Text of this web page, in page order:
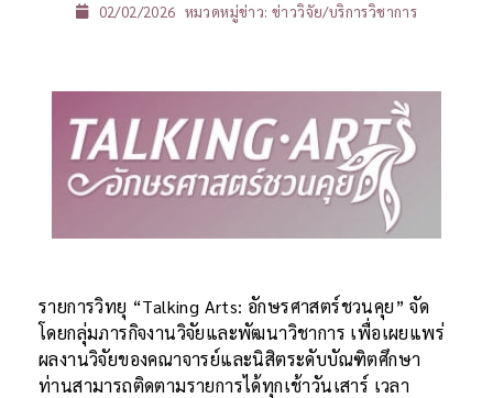
02/02/2026 หมวดหมู่ข่าว:ข่าววิจัย/บริการวิชาการ
รายการวิทยุ “Talking Arts: อักษรศาสตร์ชวนคุย” จัด
โดยกลุ่มภารกิจงานวิจัยและพัฒนาวิชาการ เพื่อเผยแพร่
ผลงานวิจัยของคณาจารย์และนิสิตระดับบัณฑิตศึกษา
ท่านสามารถติดตามรายการได้ทุกเช้าวันเสาร์ เวลา